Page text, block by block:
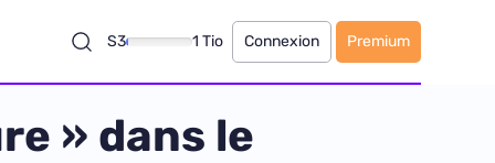
S3 1 Tio Connexion Premium
» dans le